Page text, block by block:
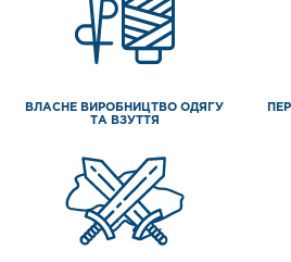
ВЛАСНЕ ВИРОБНИЦТВО ОДЯГУ
ТА ВЗУТТЯ